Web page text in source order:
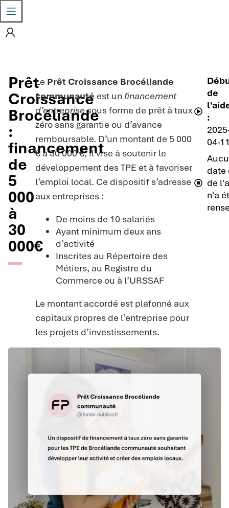
Prêt
Croissance
Brocéliande
:
financement
de
5
000
à
30
000€
Le Prêt Croissance Brocéliande
communauté est un financement
d’entreprisesous forme de prêt à taux
zéro sans garantie ou d’avance
remboursable. D’un montant de 5 000
€ à 30 000 €, il vise à soutenir le
développement des TPE et à favoriser
l’emploi local. Ce dispositif s’adresse
aux entreprises :
De moins de 10 salariés
Ayant minimum deux ans
d’activité
Inscrites au Répertoire des
Métiers, au Registre du
Commerce ou à l’URSSAF
Le montant accordé est plafonné aux
capitaux propres de l’entreprise pour
les projets d’investissements.
de
:
04-
date
de
n'a